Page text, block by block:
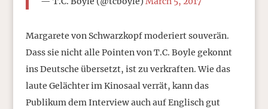
Margarete von Schwarzkopf moderiert souverän.
Dass sie nicht alle Pointen von T.C. Boyle gekonnt
ins Deutsche übersetzt, ist zu verkraften. Wie das
laute Gelächter im Kinosaal verrät, kann das
Publikum dem Interview auch auf Englisch gut